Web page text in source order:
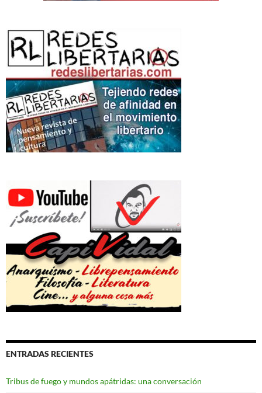
ENTRADAS RECIENTES
Tribus de fuego y mundos apátridas: una conversación